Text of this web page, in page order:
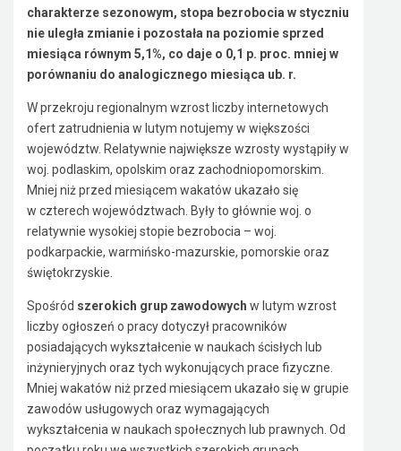
charakterze sezonowym, stopa bezrobocia w styczniu
nie uległa zmianie i pozostała na poziomie sprzed
miesiąca równym 5,1%, co daje o 0,1 p. proc. mniej w
porównaniu do analogicznego miesiąca ub. r.
W przekroju regionalnym wzrost liczby internetowych
ofert zatrudnienia w lutym notujemy w większości
województw. Relatywnie największe wzrosty wystąpiły w
woj. podlaskim, opolskim oraz zachodniopomorskim.
Mniej niż przed miesiącem wakatów ukazało się
w czterech województwach. Były to głównie woj. o
relatywnie wysokiej stopie bezrobocia – woj.
podkarpackie, warmińsko-mazurskie, pomorskie oraz
świętokrzyskie.
Spośród szerokich grup zawodowych w lutym wzrost
liczby ogłoszeń o pracy dotyczył pracowników
posiadających wykształcenie w naukach ścisłych lub
inżynieryjnych oraz tych wykonujących prace fizyczne.
Mniej wakatów niż przed miesiącem ukazało się w grupie
zawodów usługowych oraz wymagających
wykształcenia w naukach społecznych lub prawnych. Od